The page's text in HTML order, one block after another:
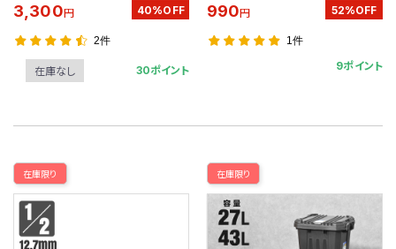
3,300円 40%OFF
2件
在庫なし 30ポイント
990円 52%OFF
1件
9ポイント
在庫限り 在庫限り